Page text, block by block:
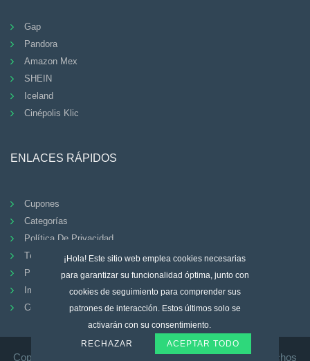
¡Hola! Este sitio web emplea cookies necesarias
para garantizar su funcionalidad óptima, junto con
cookies de seguimiento para comprender sus
patrones de interacción. Estos últimos solo se
activarán con su consentimiento.
RECHAZAR
ACEPTAR TODO
Gap
Pandora
Amazon Mex
SHEIN
Iceland
Cinépolis Klic
ENLACES RÁPIDOS
Cupones
Categorías
Política De Privacidad
Términos Y Condiciones
PREGUNTAS FRECUENTES
Imprimir
Contacto
Copyright © 2026. Voucherspedia.coupons Todos los derechos